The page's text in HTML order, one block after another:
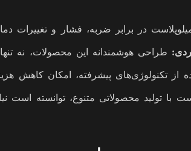
در برابر ضربه، فشار و تغییرات دما
طراحی هوشمندانه این محصولات، نه
از تکنولوژی‌های پیشرفته، امکان کاهش
با تولید محصولاتی متنوع، توانسته است